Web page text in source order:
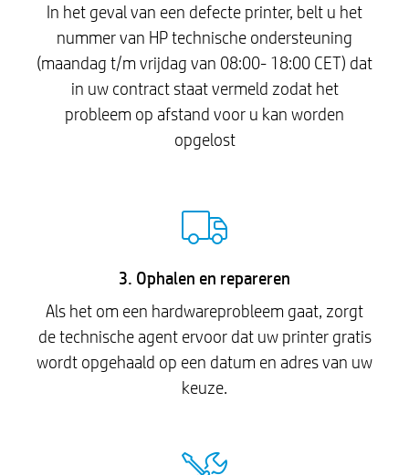
In het geval van een defecte printer, belt u het
nummer van HP technische ondersteuning
(maandag t/m vrijdag van 08:00- 18:00 CET) dat
in uw contract staat vermeld zodat het
probleem op afstand voor u kan worden
opgelost
3. Ophalen en repareren
Als het om een hardwareprobleem gaat, zorgt
de technische agent ervoor dat uw printer gratis
wordt opgehaald op een datum en adres van uw
keuze.